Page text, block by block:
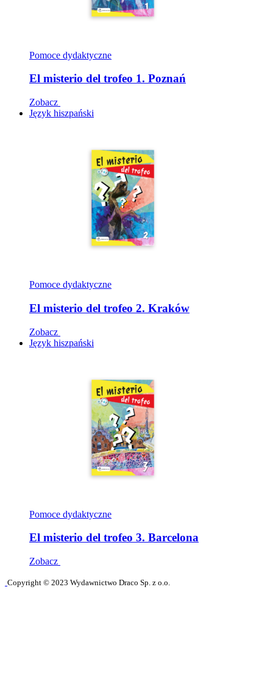
Pomoce dydaktyczne
El misterio del trofeo 1. Poznań
Zobacz
Język hiszpański
Pomoce dydaktyczne
El misterio del trofeo 2. Kraków
Zobacz
Język hiszpański
Pomoce dydaktyczne
El misterio del trofeo 3. Barcelona
Zobacz
Copyright © 2023 Wydawnictwo Draco Sp. z o.o.